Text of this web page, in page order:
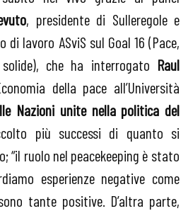
, presidente di Sulleregole e
di lavoro ASviS sul Goal 16 (Pace,
che ha interrogato Raul
della pace all’Università
Nazioni unite nella politica del
più successi di quanto si
“il ruolo nel peacekeeping è stato
esperienze negative come
tante positive. D’altra parte,